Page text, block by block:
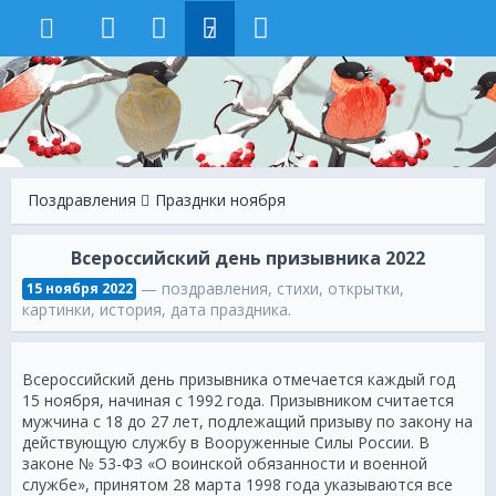
7
Поздравления Празднки ноября
Всероссийский день призывника 2022
15 ноября 2022 — поздравления, стихи, открытки,
картинки, история, дата праздника.
Всероссийский день призывника отмечается каждый год
15 ноября, начиная с 1992 года. Призывником считается
мужчина с 18 до 27 лет, подлежащий призыву по закону на
действующую службу в Вооруженные Силы России. В
законе № 53-ФЗ «О воинской обязанности и военной
службе», принятом 28 марта 1998 года указываются все